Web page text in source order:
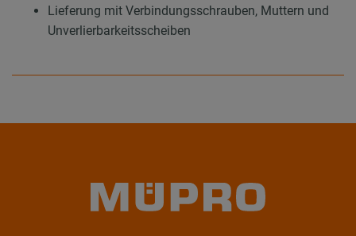
Lieferung mit Verbindungsschrauben, Muttern und
Unverlierbarkeitsscheiben